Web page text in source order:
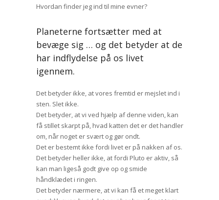
Hvordan finder jeg ind til mine evner?
Planeterne fortsætter med at
bevæge sig … og det betyder at de
har indflydelse på os livet
igennem.
Det betyder ikke, at vores fremtid er mejslet ind i
sten. Slet ikke.
Det betyder, at vi ved hjælp af denne viden, kan
få stillet skarpt på, hvad katten det er det handler
om, når noget er svært og gør ondt.
Det er bestemt ikke fordi livet er på nakken af os.
Det betyder heller ikke, at fordi Pluto er aktiv, så
kan man ligeså godt give op og smide
håndklædet i ringen.
Det betyder nærmere, at vi kan få et meget klart